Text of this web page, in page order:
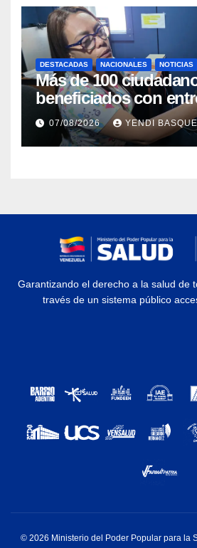
DESTACADAS NACIONALES NOTICIAS
Más de 100
beneficiados con
prótesis auditivas en
Rehabilitación J.J.
07/08/2026 YENDI
Garantizando el derecho a la salud de
través de un sistema público
© 2026 Ministerio del Poder Popular para la